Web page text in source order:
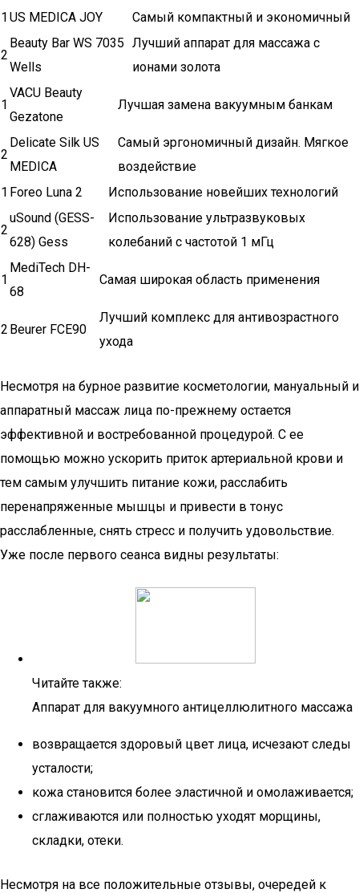
1 US MEDICA JOY Самый компактный и экономичный
2
Beauty Bar WS 7035
Wells
Лучший аппарат для массажа с
ионами золота
1
VACU Beauty
Gezatone
Лучшая замена вакуумным банкам
2
Delicate Silk US
MEDICA
Самый эргономичный дизайн. Мягкое
воздействие
1 Foreo Luna 2 Использование новейших технологий
2
uSound (GESS-
628) Gess
Использование ультразвуковых
колебаний с частотой 1 мГц
1
MediTech DH-
68
Самая широкая область применения
2 Beurer FCE90
Лучший комплекс для антивозрастного
ухода
Несмотря на бурное развитие косметологии, мануальный и
аппаратный массаж лица по-прежнему остается
эффективной и востребованной процедурой. С ее
помощью можно ускорить приток артериальной крови и
тем самым улучшить питание кожи, расслабить
перенапряженные мышцы и привести в тонус
расслабленные, снять стресс и получить удовольствие.
Уже после первого сеанса видны результаты:
Читайте также:
Аппарат для вакуумного антицеллюлитного массажа
возвращается здоровый цвет лица, исчезают следы
усталости;
кожа становится более эластичной и омолаживается;
сглаживаются или полностью уходят морщины,
складки, отеки.
Несмотря на все положительные отзывы, очередей к